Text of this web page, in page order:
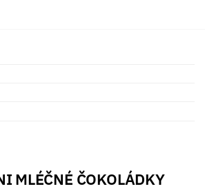
MLÉČNÉ ČOKOLÁDKY